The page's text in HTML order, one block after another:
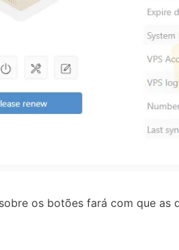
os botões fará com que as